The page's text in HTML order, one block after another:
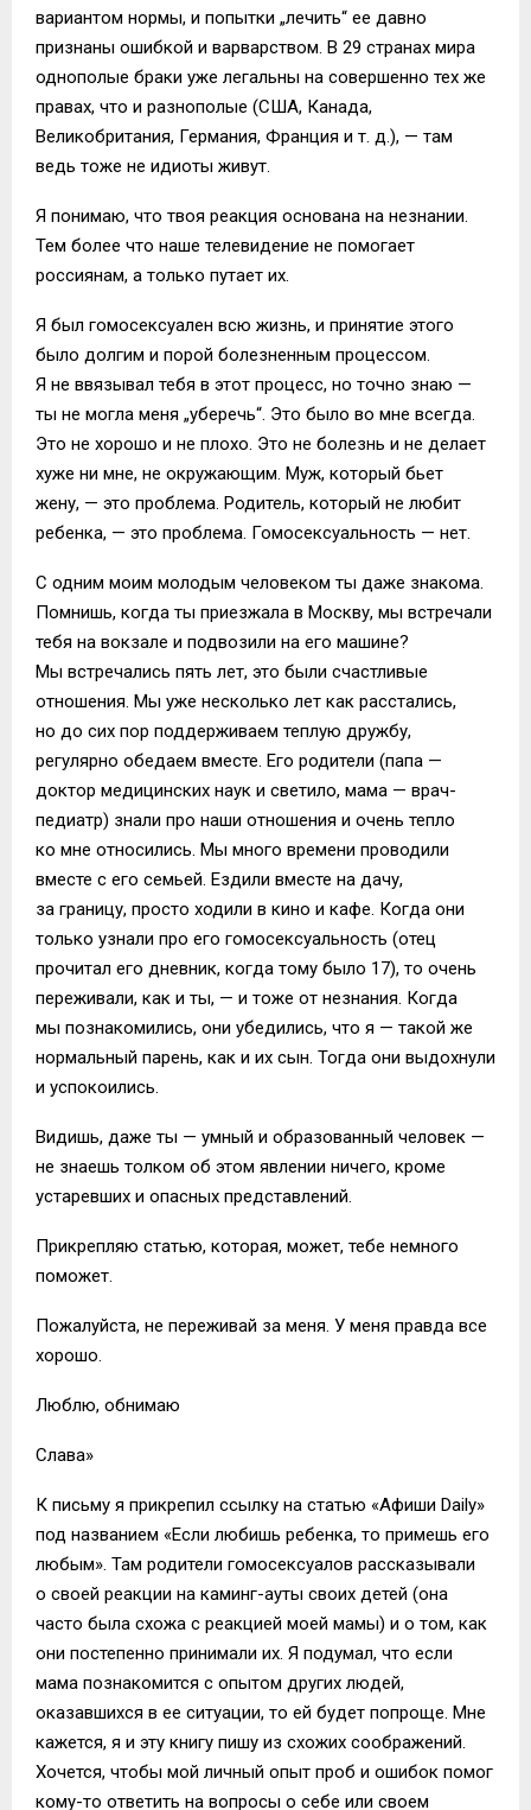
вариантом нормы, и попытки „лечить“ ее давно
признаны ошибкой и варварством. В 29 странах мира
однополые браки уже легальны на совершенно тех же
правах, что и разнополые (США, Канада,
Великобритания, Германия, Франция и т. д.), — там
ведь тоже не идиоты живут.
Я понимаю, что твоя реакция основана на незнании.
Тем более что наше телевидение не помогает
россиянам, а только путает их.
Я был гомосексуален всю жизнь, и принятие этого
было долгим и порой болезненным процессом.
Я не ввязывал тебя в этот процесс, но точно знаю —
ты не могла меня „уберечь“. Это было во мне всегда.
Это не хорошо и не плохо. Это не болезнь и не делает
хуже ни мне, не окружающим. Муж, который бьет
жену, — это проблема. Родитель, который не любит
ребенка, — это проблема. Гомосексуальность — нет.
С одним моим молодым человеком ты даже знакома.
Помнишь, когда ты приезжала в Москву, мы встречали
тебя на вокзале и подвозили на его машине?
Мы встречались пять лет, это были счастливые
отношения. Мы уже несколько лет как расстались,
но до сих пор поддерживаем теплую дружбу,
регулярно обедаем вместе. Его родители (папа —
доктор медицинских наук и светило, мама — врач-
педиатр) знали про наши отношения и очень тепло
ко мне относились. Мы много времени проводили
вместе с его семьей. Ездили вместе на дачу,
за границу, просто ходили в кино и кафе. Когда они
только узнали про его гомосексуальность (отец
прочитал его дневник, когда тому было 17), то очень
переживали, как и ты, — и тоже от незнания. Когда
мы познакомились, они убедились, что я — такой же
нормальный парень, как и их сын. Тогда они выдохнули
и успокоились.
Видишь, даже ты — умный и образованный человек —
не знаешь толком об этом явлении ничего, кроме
устаревших и опасных представлений.
Прикрепляю статью, которая, может, тебе немного
поможет.
Пожалуйста, не переживай за меня. У меня правда все
хорошо.
Люблю, обнимаю
Слава»
К письму я прикрепил ссылку на статью «Афиши Daily»
под названием «Если любишь ребенка, то примешь его
любым». Там родители гомосексуалов рассказывали
о своей реакции на каминг-ауты своих детей (она
часто была схожа с реакцией моей мамы) и о том, как
они постепенно принимали их. Я подумал, что если
мама познакомится с опытом других людей,
оказавшихся в ее ситуации, то ей будет попроще. Мне
кажется, я и эту книгу пишу из схожих соображений.
Хочется, чтобы мой личный опыт проб и ошибок помог
кому-то ответить на вопросы о себе или своем